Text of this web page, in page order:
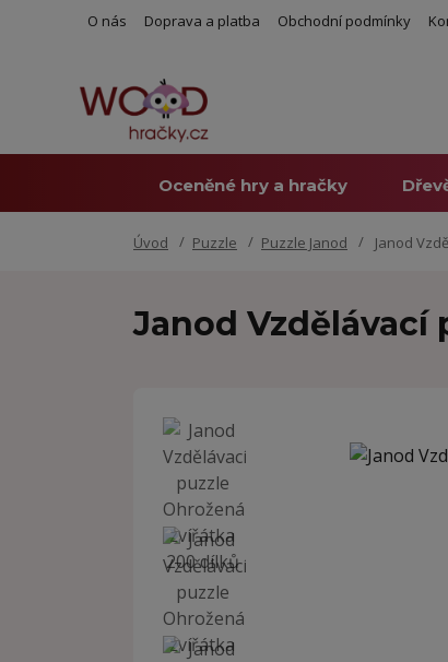
O nás Doprava a platba Obchodní podmínky
Oceněné hry a hračky
Úvod Puzzle Puzzle Janod Janod
Janod Vzdělávací